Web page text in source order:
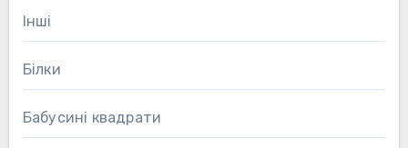
Інші
Білки
Бабусині квадрати